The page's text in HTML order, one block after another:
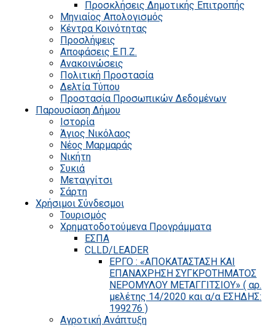
Προσκλήσεις Δημοτικής Επιτροπής
Μηνιαίος Απολογισμός
Κέντρα Κοινότητας
Προσλήψεις
Αποφάσεις Ε.Π.Ζ.
Ανακοινώσεις
Πολιτική Προστασία
Δελτία Τύπου
Προστασία Προσωπικών Δεδομένων
Παρουσίαση Δήμου
Ιστορία
Άγιος Νικόλαος
Νέος Μαρμαράς
Νικήτη
Συκιά
Μεταγγίτσι
Σάρτη
Χρήσιμοι Σύνδεσμοι
Τουρισμός
Χρηματοδοτούμενα Προγράμματα
ΕΣΠΑ
CLLD/LEADER
ΕΡΓΟ : «ΑΠΟΚΑΤΑΣΤΑΣΗ ΚΑΙ
ΕΠΑΝΑΧΡΗΣΗ ΣΥΓΚΡΟΤΗΜΑΤΟΣ
ΝΕΡΟΜΥΛΟΥ ΜΕΤΑΓΓΙΤΣΙΟΥ» ( αρ.
μελέτης 14/2020 και α/α ΕΣΗΔΗΣ:
199276 )
Αγροτική Ανάπτυξη